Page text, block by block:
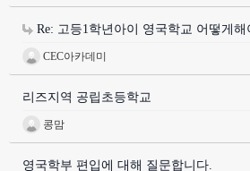
Re: 고등1학년아이 영국학교 어떻게해
CEC아카데미
리즈지역 공립초등학교
콩맘
영국학부 편입에 대해 질문합니다.